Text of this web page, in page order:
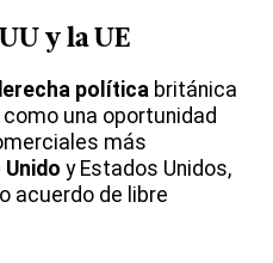
y la UE
política británica
como una oportunidad
más
Unido y Estados Unidos,
acuerdo de libre